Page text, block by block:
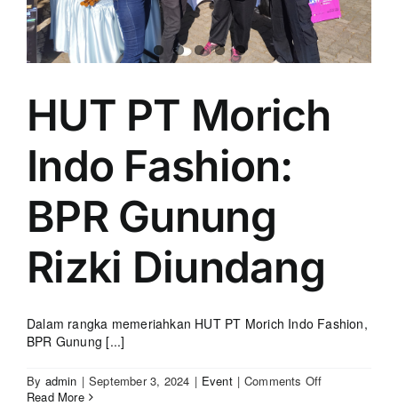
HUT PT Morich
Indo Fashion:
BPR Gunung
Rizki Diundang
Dalam rangka memeriahkan HUT PT Morich Indo Fashion,
BPR Gunung [...]
By admin | September 3, 2024 | Event | Comments Offon
Read More